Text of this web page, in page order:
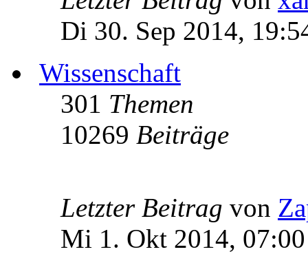
Di 30. Sep 2014,
Wissenschaft
301 Themen
10269 Beiträge
Letzter Beitrag von
Mi 1. Okt 2014, 07:00